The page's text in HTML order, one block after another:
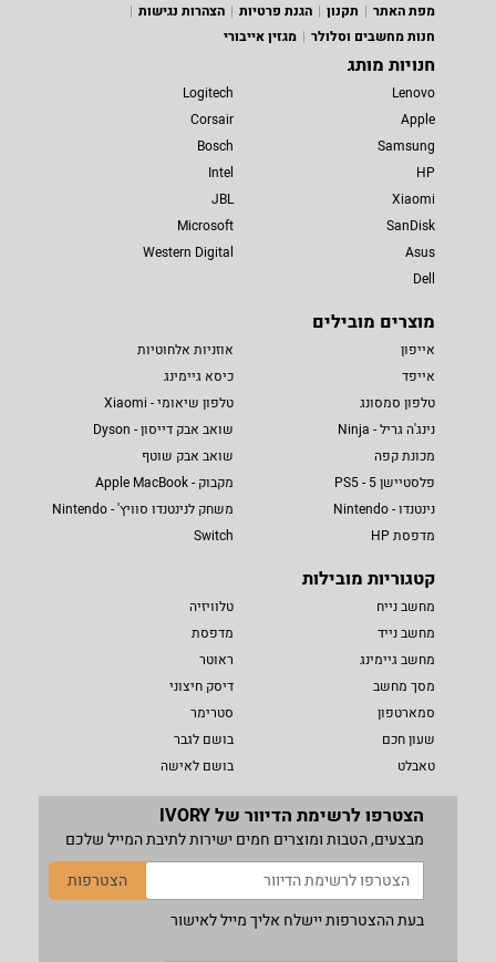
מפת האתר
תקנון הגנת פרטיות
הצהרות נגישות
חנות מחשבים וסלולר
מגזין אייבורי
חנויות מותג
Lenovo
Apple
Samsung
HP
Xiaomi
SanDisk
Asus
Dell
Logitech
Corsair
Bosch
Intel
JBL
Microsoft
Western Digital
מוצרים מובילים
אייפון
אייפד
טלפון סמסונג
נינג'ה גריל - Ninja
מכונת קפה
פלסטיישן 5 - PS5
נינטנדו - Nintendo
מדפסת HP
אוזניות אלחוטיות
כיסא גיימינג
טלפון שיאומי - Xiaomi
שואב אבק דייסון - Dyson
שואב אבק שוטף
מקבוק - Apple MacBook
משחק לנינטנדו סוויץ' - Nintendo
Switch
קטגוריות מובילות
מחשב נייח
מחשב נייד
מחשב גיימינג
מסך מחשב
סמארטפון
שעון חכם
טאבלט
טלוויזיה
מדפסת
ראוטר
דיסק חיצוני
סטרימר
בושם לגבר
בושם לאישה
הצטרפו לרשימת הדיוור של IVORY
מבצעים, הטבות ומוצרים חמים ישירות לתיבת המייל שלכם
הצטרפות
בעת ההצטרפות יישלח אליך מייל לאישור